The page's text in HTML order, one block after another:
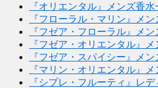
『オリエンタル』メンズ香
『フローラル・マリン』メ
『フゼア・フローラル』メ
『フゼア・オリエンタル』
『フゼア・スパイシー』メ
『マリン・オリエンタル』
『シプレ・フルーティ』レ